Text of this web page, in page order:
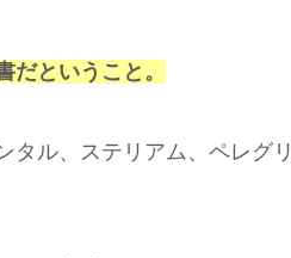
ということ。
タル、ステリアム、ペレグリ